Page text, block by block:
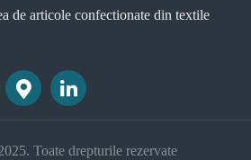
de articole confectionate din textile
Toate drepturile rezervate